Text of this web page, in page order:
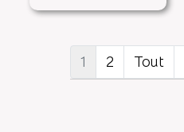
1 2 Tout